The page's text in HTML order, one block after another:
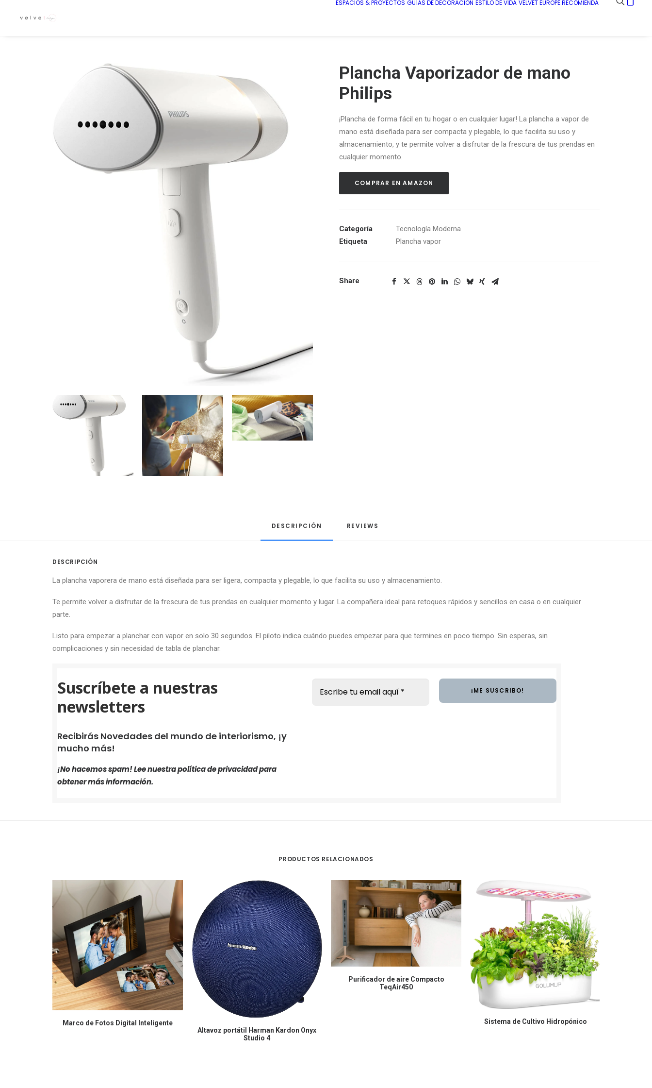
ESPACIOS & PROYECTOS GUÍAS DE DECORACIÓN ESTILO DE VIDA VELVET EUROPE RECOMIENDA
Plancha Vaporizador de mano
Philips
¡Plancha de forma fácil en tu hogar o en cualquier lugar! La plancha a vapor de
mano está diseñada para ser compacta y plegable, lo que facilita su uso y
almacenamiento, y te permite volver a disfrutar de la frescura de tus prendas en
cualquier momento.
COMPRAR EN AMAZON
Categoría
Tecnología Moderna
Etiqueta
Plancha vapor
Share
DESCRIPCIÓN REVIEWS
DESCRIPCIÓN
La plancha vaporera de mano está diseñada para ser ligera, compacta y plegable, lo que facilita su uso y almacenamiento.
Te permite volver a disfrutar de la frescura de tus prendas en cualquier momento y lugar. La compañera ideal para retoques rápidos y sencillos en casa o en cualquier
parte.
Listo para empezar a planchar con vapor en solo 30 segundos. El piloto indica cuándo puedes empezar para que termines en poco tiempo. Sin esperas, sin
complicaciones y sin necesidad de tabla de planchar.
Suscríbete a nuestras
newsletters
Recibirás Novedades del mundo de interiorismo, ¡y
mucho más!
¡No hacemos spam! Lee nuestrapolítica de privacidadpara
obtener más información.
PRODUCTOS RELACIONADOS
COMPRAR EN AMAZON
Marco de Fotos Digital Inteligente
COMPRAR EN AMAZON
Altavoz portátil Harman Kardon Onyx
Studio 4
COMPRAR EN AMAZON
Purificador de aire Compacto
TeqAir450
COMPRAR EN AMAZON
Sistema de Cultivo Hidropónico